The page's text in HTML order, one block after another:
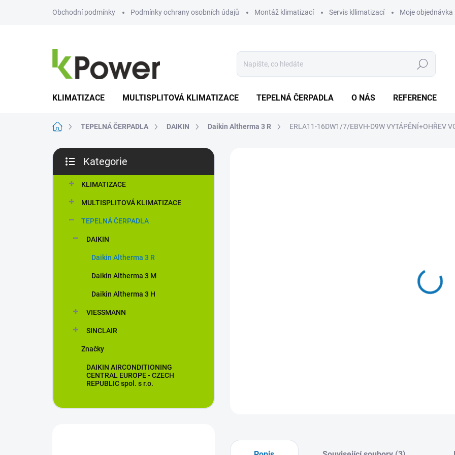
Obchodní podmínky Podmínky ochrany osobních údajů Montáž klimatizací Servis kllimatizací Moje objednávka
Hledat
KLIMATIZACE MULTISPLITOVÁ KLIMATIZACE TEPELNÁ ČERPADLA O NÁS REFERENCE
Domů TEPELNÁ ČERPADLA DAIKIN Daikin Altherma 3 R ERLA11-16DW1/7/EBVH-D9W VYTÁPĚNÍ+OHŘEV
P
s
kategorie
Kategorie
KLIMATIZACE
MULTISPLITOVÁ KLIMATIZACE
TEPELNÁ ČERPADLA
DAIKIN
Daikin Altherma 3 R
Daikin Altherma 3 M
Daikin Altherma 3 H
VIESSMANN
SINCLAIR
Značky
DAIKIN AIRCONDITIONING
CENTRAL EUROPE - CZECH
REPUBLIC spol. s r.o.